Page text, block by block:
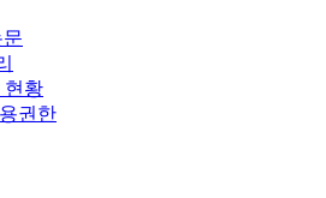
현황
권한